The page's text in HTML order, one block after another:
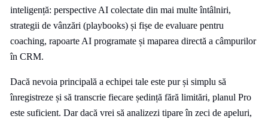
inteligență: perspective AI colectate din mai multe întâlniri,
strategii de vânzări (playbooks) și fișe de evaluare pentru
coaching, rapoarte AI programate și maparea directă a câmpurilor
în CRM.
Dacă nevoia principală a echipei tale este pur și simplu să
înregistreze și să transcrie fiecare ședință fără limitări, planul Pro
este suficient. Dar dacă vrei să analizezi tipare în zeci de apeluri,